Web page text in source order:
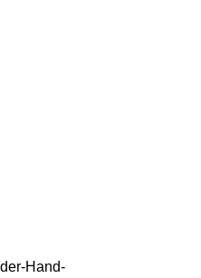
Hand-